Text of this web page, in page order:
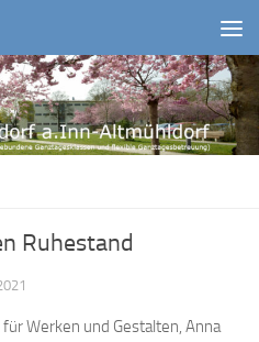
Ruhestand
Werken und Gestalten, Anna